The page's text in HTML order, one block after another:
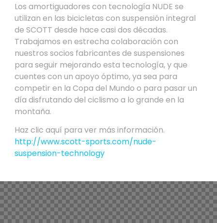
Los amortiguadores con tecnología NUDE se
utilizan en las bicicletas con suspensión integral
de SCOTT desde hace casi dos décadas.
Trabajamos en estrecha colaboración con
nuestros socios fabricantes de suspensiones
para seguir mejorando esta tecnología, y que
cuentes con un apoyo óptimo, ya sea para
competir en la Copa del Mundo o para pasar un
día disfrutando del ciclismo a lo grande en la
montaña.
Haz clic aquí para ver más información.
http://www.scott-sports.com/nude-
suspension-technology